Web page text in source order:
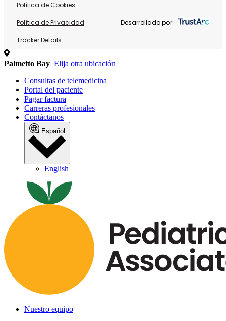
Política de Cookies
Política de Privacidad
Tracker Details
Desarrollado por:
Palmetto Bay Elija otra ubicación
Consultas de telemedicina
Portal del paciente
Pagar factura
Carreras profesionales
Contáctanos
Español
English
Nuestro equipo